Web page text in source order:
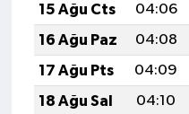
15 Ağu Cts
04:06
16 Ağu Paz
04:08
17 Ağu Pts
04:09
18 Ağu Sal
04:10